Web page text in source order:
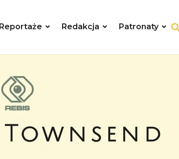
Reportaże Redakcja Patronaty